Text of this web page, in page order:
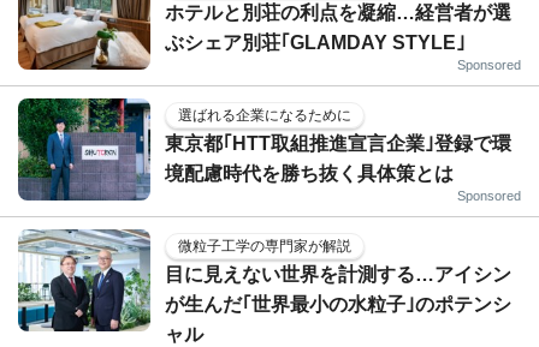
ホテルと別荘の利点を凝縮…経営者が選
ぶシェア別荘｢GLAMDAY STYLE｣
Sponsored
選ばれる企業になるために
東京都｢HTT取組推進宣言企業｣登録で環
境配慮時代を勝ち抜く具体策とは
Sponsored
微粒子工学の専門家が解説
目に見えない世界を計測する…アイシン
が生んだ｢世界最小の水粒子｣のポテンシ
ャル